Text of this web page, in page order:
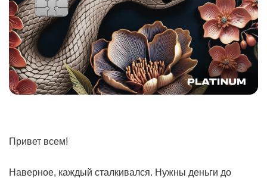
Привет всем!
Наверное, каждый сталкивался. Нужны деньги до